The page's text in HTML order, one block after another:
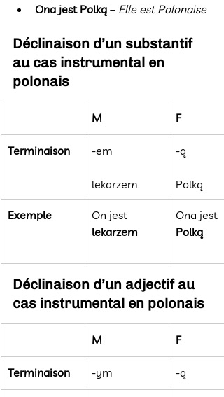
Ona jest Polką – Elle est Polonaise
Déclinaison d’un substantif
au cas instrumental en
polonais
M F
Terminaison -em
lekarzem
-ą
Polką
Exemple
On jest
lekarzem
Ona jest
Polką
Déclinaison d’un adjectif au
cas instrumental en polonais
M F
Terminaison -ym -ą